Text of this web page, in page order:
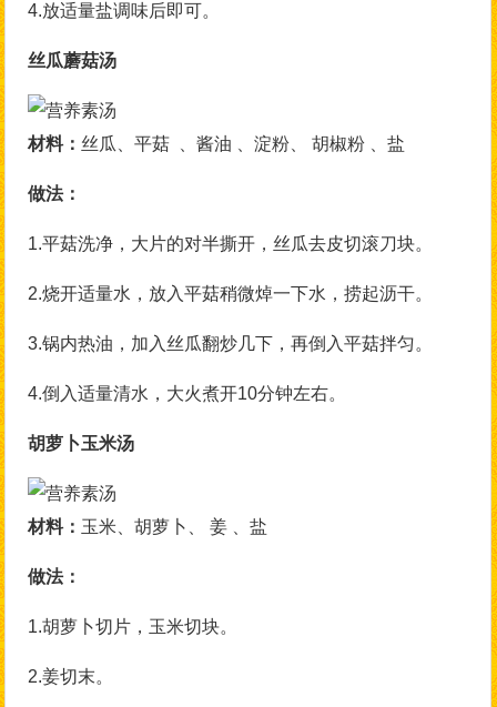
4.放适量盐调味后即可。
丝瓜蘑菇汤
材料： 丝瓜、平菇 、酱油 、淀粉、 胡椒粉 、盐
做法：
1.平菇洗净，大片的对半撕开，丝瓜去皮切滚刀块。
2.烧开适量水，放入平菇稍微焯一下水，捞起沥干。
3.锅内热油，加入丝瓜翻炒几下，再倒入平菇拌匀。
4.倒入适量清水，大火煮开10分钟左右。
胡萝卜玉米汤
材料： 玉米、胡萝卜、 姜 、盐
做法：
1.胡萝卜切片，玉米切块。
2.姜切末。